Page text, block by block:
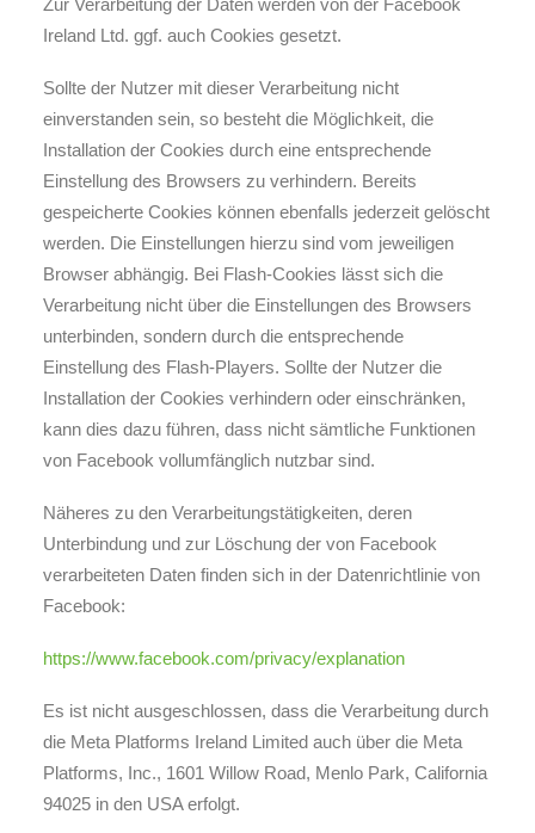
Zur Verarbeitung der Daten werden von der Facebook
Ireland Ltd. ggf. auch Cookies gesetzt.
Sollte der Nutzer mit dieser Verarbeitung nicht
einverstanden sein, so besteht die Möglichkeit, die
Installation der Cookies durch eine entsprechende
Einstellung des Browsers zu verhindern. Bereits
gespeicherte Cookies können ebenfalls jederzeit gelöscht
werden. Die Einstellungen hierzu sind vom jeweiligen
Browser abhängig. Bei Flash-Cookies lässt sich die
Verarbeitung nicht über die Einstellungen des Browsers
unterbinden, sondern durch die entsprechende
Einstellung des Flash-Players. Sollte der Nutzer die
Installation der Cookies verhindern oder einschränken,
kann dies dazu führen, dass nicht sämtliche Funktionen
von Facebook vollumfänglich nutzbar sind.
Näheres zu den Verarbeitungstätigkeiten, deren
Unterbindung und zur Löschung der von Facebook
verarbeiteten Daten finden sich in der Datenrichtlinie von
Facebook:
https://www.facebook.com/privacy/explanation
Es ist nicht ausgeschlossen, dass die Verarbeitung durch
die Meta Platforms Ireland Limited auch über die Meta
Platforms, Inc., 1601 Willow Road, Menlo Park, California
94025 in den USA erfolgt.